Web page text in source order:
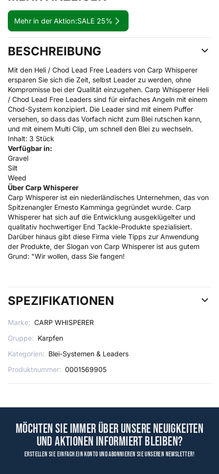
Mehr in der Aktion:SALE 25%
BESCHREIBUNG
Mit den Heli / Chod Lead Free Leaders von Carp Whisperer
ersparen Sie sich die Zeit, selbst Leader zu werden, ohne
Kompromisse bei der Qualität einzugehen. Carp Whisperer Heli
/ Chod Lead Free Leaders sind für einfaches Angeln mit einem
Chod-System konzipiert. Die Leader sind mit einem Puffer
versehen, so dass das Vorfach nicht zum Blei rutschen kann,
und mit einem Multi Clip, um schnell den Blei zu wechseln.
Inhalt: 3 Stück
Verfügbar in:
Gravel
Silt
Weed
Über Carp Whisperer
Carp Whisperer ist ein niederländisches Unternehmen, das von
Spitzenangler Ernesto Kamminga gegründet wurde. Carp
Whisperer hat sich auf die Entwicklung ausgeklügelter und
qualitativ hochwertiger End Tackle-Produkte spezialisiert.
Darüber hinaus gibt diese Firma viele Tipps zur Anwendung
der Produkte, der Slogan von Carp Whisperer ist aus gutem
Grund: "Wir wollen, dass Sie fangen!
SPEZIFIKATIONEN
Marke: CARP WHISPERER
Gruppe: Karpfen
Kategorien: Blei-Systemen & Leaders
Produktnummer: 0001569905
Möchten Sie immer über unsere Neuigkeiten
und Aktionen informiert bleiben?
Erstellen Sie einfach ein Konto und abonnieren Sie unseren Newsletter!